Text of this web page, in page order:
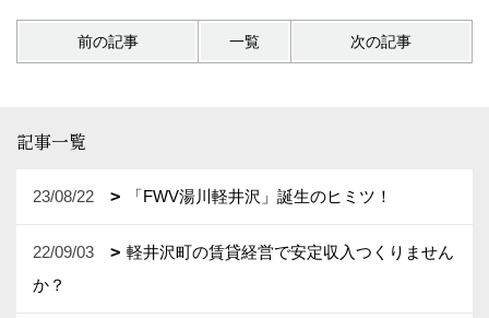
前の記事 一覧 次の記事
記事一覧
23/08/22 「FWV湯川軽井沢」誕生のヒミツ！
22/09/03
軽井沢町の賃貸経営で安定収入つくりません
か？